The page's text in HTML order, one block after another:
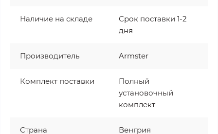
Наличие на складе
Срок поставки 1-2
дня
Производитель Armster
Комплект поставки
Полный
установочный
комплект
Страна Венгрия